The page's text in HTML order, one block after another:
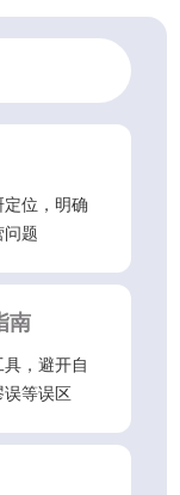
位，明确
问题
南
，避开自
等误区